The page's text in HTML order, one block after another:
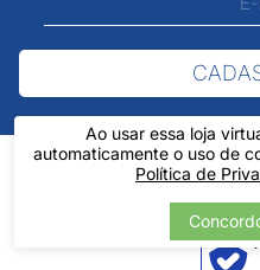
Ao usar essa loja
automaticamente o uso de
Política de